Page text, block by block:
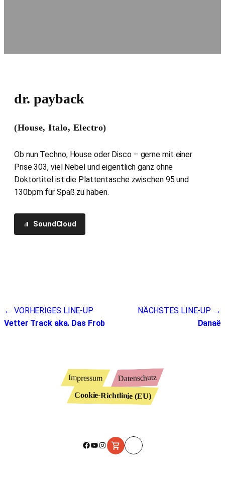
dr. payback
(House, Italo, Electro)
Ob nun Techno, House oder Disco – gerne mit einer
Prise 303, viel Nebel und eigentlich ganz ohne
Doktortitel ist die Plattentasche zwischen 95 und
130bpm für Spaß zu haben.
SoundCloud
Beitragsnavigation
← VORHERIGES LINE-UP
Vetter Track aka. Das Frob
NÄCHSTES LINE-UP →
Danaë
Impressum Datenschutz
Cookie-Richtlinie (EU)
Facebook
YouTube
Instagram